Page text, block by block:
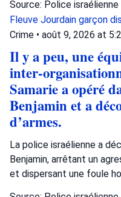
Source: Police israélienne
Fleuve Jourdain garçon
Crime • août 9, 2026 at
Il y a peu, une
inter-
Samarie a opéré
Benjamin et a
d’armes.
La police israélienne a
Benjamin, arrêtant un
et dispersant une foule